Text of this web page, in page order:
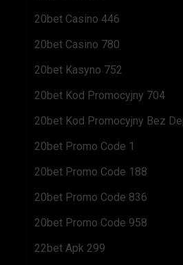
20bet Casino 446
20bet Casino 780
20bet Kasyno 752
20bet Kod Promocyjny 704
20bet Kod Promocyjny Bez
20bet Promo Code 1
20bet Promo Code 188
20bet Promo Code 836
20bet Promo Code 958
22bet Apk 299